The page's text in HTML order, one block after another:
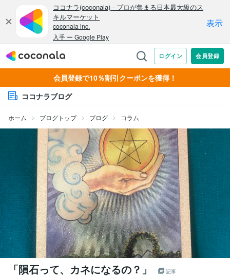
会員登録で10％割引クーポンを獲得！
ココナラブログ
ホーム ブログトップ ブログ コラム
「隕石って、カネになるの？」 記事